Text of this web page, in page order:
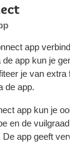
app
app kun je
je van
de app.
app kun je
en de
De app geeft